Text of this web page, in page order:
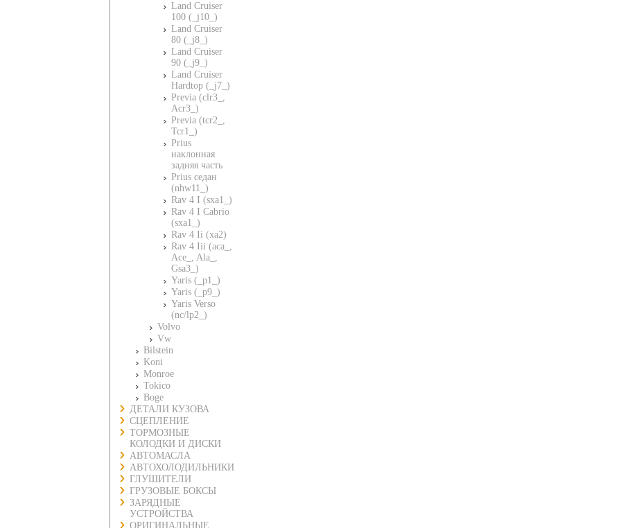
Land Cruiser
100 (_j10_)
Land Cruiser
80 (_j8_)
Land Cruiser
90 (_j9_)
Land Cruiser
Hardtop (_j7_)
Previa (clr3_,
Acr3_)
Previa (tcr2_,
Tcr1_)
Prius
наклонная
задняя часть
Prius седан
(nhw11_)
Rav 4 I (sxa1_)
Rav 4 I Cabrio
(sxa1_)
Rav 4 Ii (xa2)
Rav 4 Iii (aca_,
Ace_, Ala_,
Gsa3_)
Yaris (_p1_)
Yaris (_p9_)
Yaris Verso
(nc/lp2_)
Volvo
Vw
Bilstein
Koni
Monroe
Tokico
Boge
ДЕТАЛИ КУЗОВА
СЦЕПЛЕНИЕ
ТОРМОЗНЫЕ
КОЛОДКИ И ДИСКИ
АВТОМАСЛА
АВТОХОЛОДИЛЬНИКИ
ГЛУШИТЕЛИ
ГРУЗОВЫЕ БОКСЫ
ЗАРЯДНЫЕ
УСТРОЙСТВА
ОРИГИНАЛЬНЫЕ